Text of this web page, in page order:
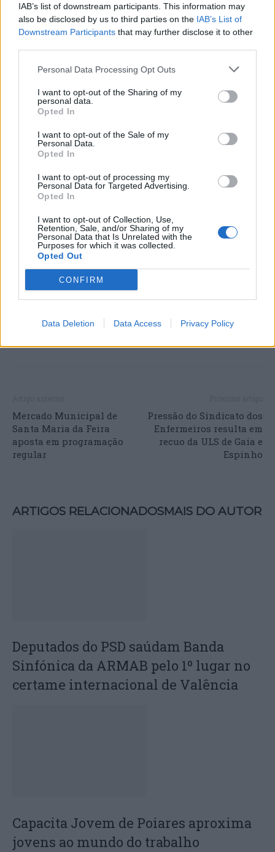
IAB’s list of downstream participants. This information may
also be disclosed by us to third parties on the IAB’s List of
Downstream Participants that may further disclose it to other
Personal Data Processing Opt Outs
I want to opt-out of the Sharing of my
personal data.
Opted In
I want to opt-out of the Sale of my
Personal Data.
Opted In
I want to opt-out of processing my
Personal Data for Targeted Advertising.
Opted In
I want to opt-out of Collection, Use,
Retention, Sale, and/or Sharing of my
Personal Data that Is Unrelated with the
Purposes for which it was collected.
Opted Out
CONFIRM
Data Deletion Data Access Privacy Policy
sessão dedicada às escolas.
Num terceiro eixo das comemorações – destacou
Ricardo Kalash, actor d’A Escola da Noite e
Infância – incluem-se duas co-produções de dois
novos espectáculos: na área da música, com uma
para 27 de Setembro, e na área do Teatro, com uma
nova criação de Ana Madureira, que estreará em
residência de criação que terá lugar em Julho.
Ao longo do ano, a restante programação
continuará a propor espectáculos, oficinas,
histórias e outras actividades para crianças e
famílias em todas as manhãs de Sábado.
Mercado Municipal de
Santa Maria da Feira
aposta em programação
regular
Pressão do Sindicato dos
Enfermeiros resulta em
recuo da ULS de Gaia e
Espinho
ARTIGOS RELACIONADOSMAIS DO AUTOR
Deputados do PSD saúdam Banda
Sinfónica da ARMAB pelo 1º lugar no
certame internacional de Valência
Capacita Jovem de Poiares aproxima
jovens ao mundo do trabalho